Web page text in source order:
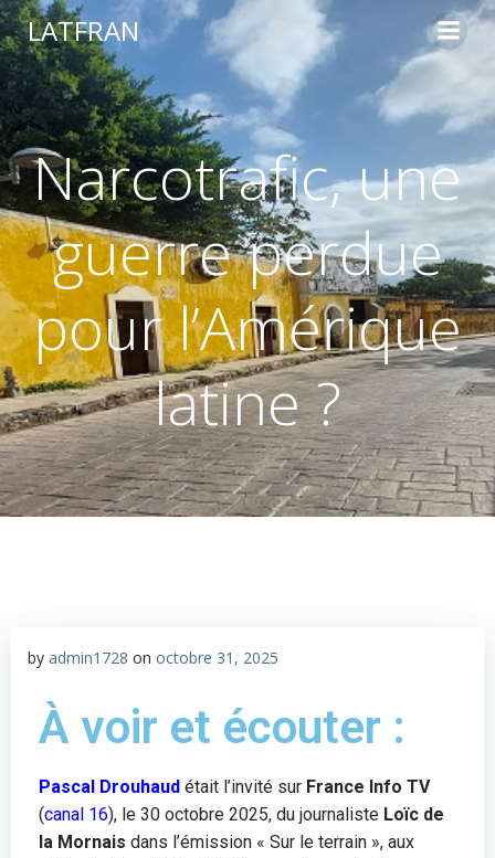
LATFRAN
Narcotrafic, une
guerre perdue
pour l’Amérique
latine ?
by admin1728 on octobre 31, 2025
À voir et écouter :
Pascal Drouhaud était l’invité sur France Info TV
(canal 16), le 30 octobre 2025, du journaliste Loïc de
la Mornais dans l’émission « Sur le terrain », aux